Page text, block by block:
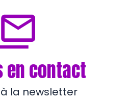
en contact
à la newsletter